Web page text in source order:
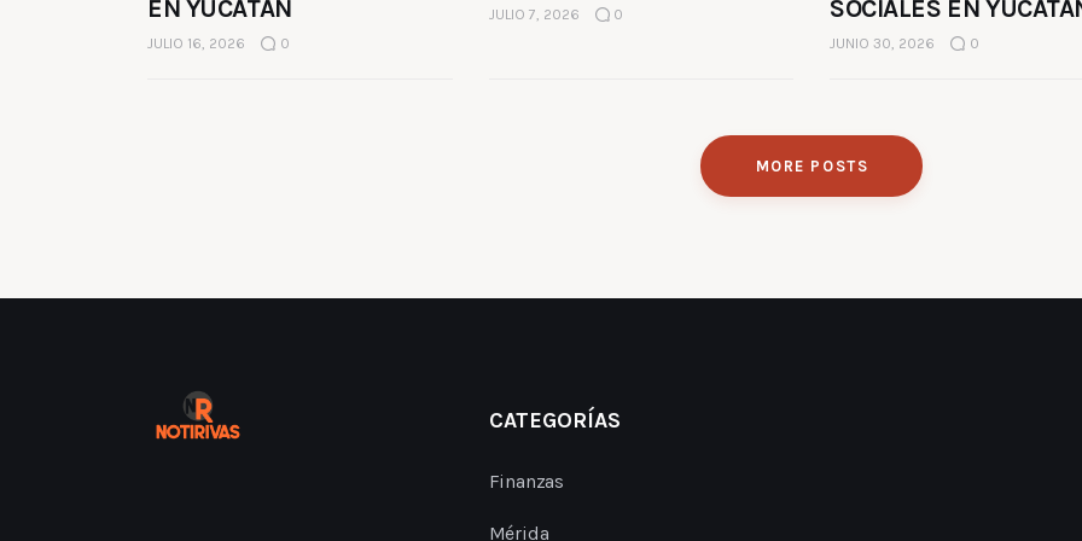
EN YUCATÁN
JULIO 16, 2026 0
JULIO 7, 2026 0
SOCIALES EN
JUNIO 30, 2026 0
MORE POSTS
CATEGORÍAS
Finanzas
Mérida